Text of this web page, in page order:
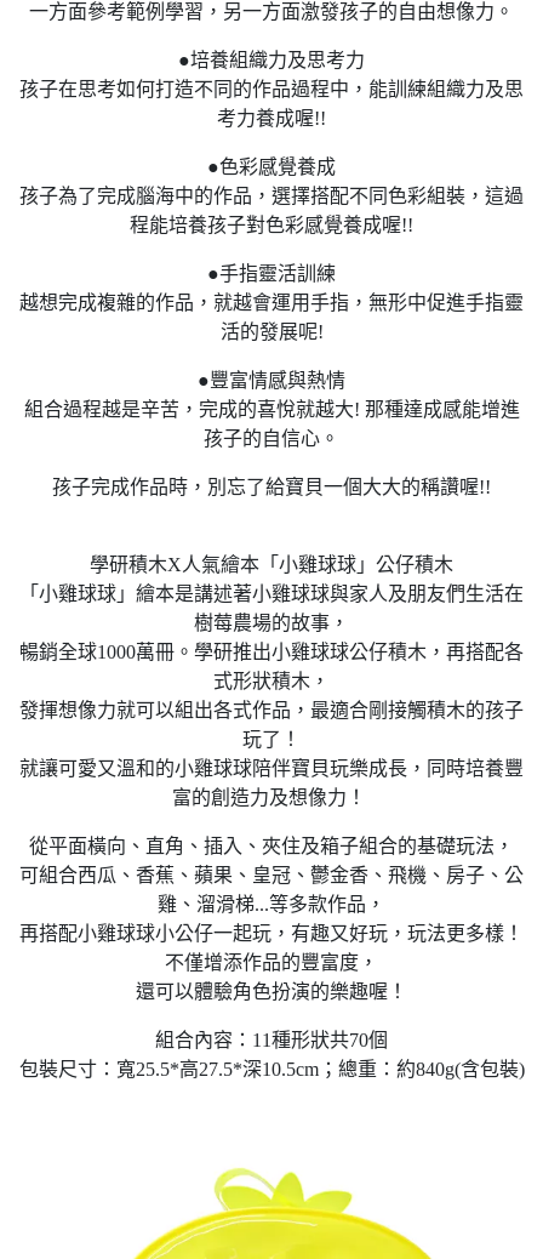
一方面參考範例學習，另一方面激發孩子的自由想像力。
●培養組織力及思考力
孩子在思考如何打造不同的作品過程中，能訓練組織力及思
考力養成喔!!
●色彩感覺養成
孩子為了完成腦海中的作品，選擇搭配不同色彩組裝，這過
程能培養孩子對色彩感覺養成喔!!
●手指靈活訓練
越想完成複雜的作品，就越會運用手指，無形中促進手指靈
活的發展呢!
●豐富情感與熱情
組合過程越是辛苦，完成的喜悅就越大! 那種達成感能增進
孩子的自信心。
孩子完成作品時，別忘了給寶貝一個大大的稱讚喔!!
學研積木X人氣繪本「小雞球球」公仔積木
「小雞球球」繪本是講述著小雞球球與家人及朋友們生活在
樹莓農場的故事，
暢銷全球1000萬冊。學研推出小雞球球公仔積木，再搭配各
式形狀積木，
發揮想像力就可以組出各式作品，最適合剛接觸積木的孩子
玩了！
就讓可愛又溫和的小雞球球陪伴寶貝玩樂成長，同時培養豐
富的創造力及想像力！
從平面橫向、直角、插入、夾住及箱子組合的基礎玩法，
可組合西瓜、香蕉、蘋果、皇冠、鬱金香、飛機、房子、公
雞、溜滑梯...等多款作品，
再搭配小雞球球小公仔一起玩，有趣又好玩，玩法更多樣！
不僅增添作品的豐富度，
還可以體驗角色扮演的樂趣喔！
組合內容：11種形狀共70個
包裝尺寸：寬25.5*高27.5*深10.5cm；總重：約840g(含包裝)